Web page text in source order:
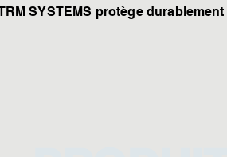
SYSTEMS protège